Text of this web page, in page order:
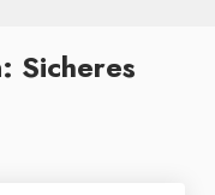
Sicheres